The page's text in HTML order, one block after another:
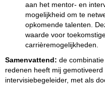
aan het mentor- en
mogelijkheid om te
opkomende talenten.
waarde voor
carrièremogelijkheden.
Samenvattend: de
redenen heeft mij
intervisiebegeleider, met als